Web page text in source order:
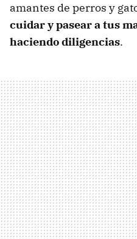
amantes de perros y
cuidar y pasear a tus
haciendo diligencias.